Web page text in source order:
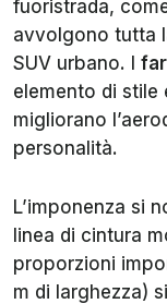
fuoristrada,
avvolgono tutta
SUV urbano. I
elemento di stile
migliorano
personalità.
L’imponenza si
linea di cintura
proporzioni
m di larghezza)